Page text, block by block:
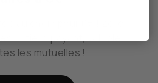
les mutuelles !